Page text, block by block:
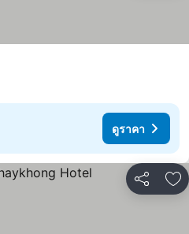
ดูราคา
แชร์ เ